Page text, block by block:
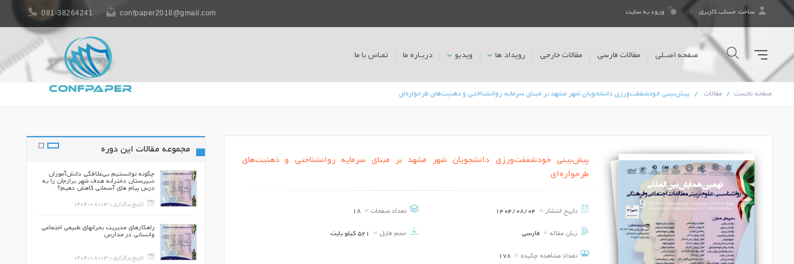
ساخت حساب کاربری ورود به سایت confpaper2018@gmail.com
081-38264241
صفحه اصـلی مقالات فارسی مقالات خارجی رویداد ها ویدیو دربـاره ما تمـاس با ما
صفحه نخست مقالات پیش‌بینی خودشفقت‌ورزی دانشجویان شهر مشهد بر مبنای سرمایه روانشناختی و ذهنیت‌های طرحواره‌ای
پیش‌بینی خودشفقت‌ورزی دانشجویان شهر مشهد بر مبنای سرمایه روانشناختی و ذهنیت‌های
طرحواره‌ای
تاریخ انتشار 1404/08/04 تعداد صفحات 18
زبان مقاله فارسی حجم فایل 521 کیلو بایت
تعداد مشاهده چکیده 178
مجموعه مقالات این دوره
راهکارهای مدیریت بحرانهای طبیعی اجتماعی
تاریخ برگزاری ::
تصویر بدنی در زنان شهر اصفهان
چگونه توانستیم بی‌علاقگی دانش‌آموزان
دبیرستان دخترانه هدف شهر برازجان را به
درس پیام های آسمانی کاهش دهیم؟
تاریخ برگزاری ::1404/08/03
راهکارهای مدیریت بحرانهای طبیعی اجتماعی
وانسانی در مدارس
تاریخ برگزاری ::1404/08/03